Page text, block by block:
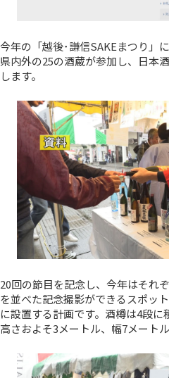
今年の「越後･謙信SAKEまつり」
県内外の25の酒蔵が参加し、日本
します。
20回の節目を記念し、今年はそれ
を並べた記念撮影ができるスポッ
に設置する計画です。酒樽は4段
高さおよそ3メートル、幅7メート